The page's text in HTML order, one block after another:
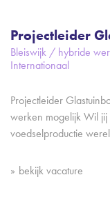
Projectleider
Bleiswijk / hybride
Internationaal
Projectleider
werken mogelijk Wil
voedselproductie
bekijk vacature